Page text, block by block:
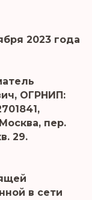
2023 года
ОГРНИП:
пер.
29.
в сети